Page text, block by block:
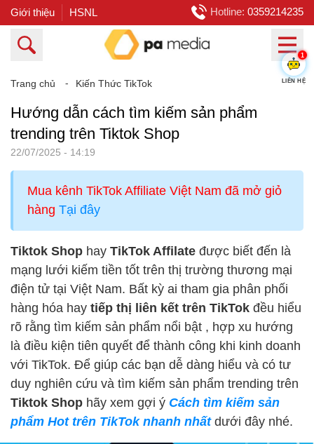
Giới thiệu HSNL Hotline: 0359214235
Trang chủ ⁃ Kiến Thức TikTok
Hướng dẫn cách tìm kiếm sản phẩm
trending trên Tiktok Shop
22/07/2025 - 14:19
Mua kênh TikTok Affiliate Việt Nam đã mở giỏ
hàng Tại đây
Tiktok Shop hay TikTok Affilate được biết đến là
mạng lưới kiếm tiền tốt trên thị trường thương mại
điện tử tại Việt Nam. Bất kỳ ai tham gia phân phối
hàng hóa hay tiếp thị liên kết trên TikTok đều hiểu
rõ rằng tìm kiếm sản phẩm nổi bật , hợp xu hướng
là điều kiện tiên quyết để thành công khi kinh doanh
với TikTok. Để giúp các bạn dễ dàng hiểu và có tư
duy nghiên cứu và tìm kiếm sản phẩm trending trên
Tiktok Shop hãy xem gợi ý Cách tìm kiếm sản
phẩm Hot trên TikTok nhanh nhấtdưới đây nhé.
1
LIÊN HỆ